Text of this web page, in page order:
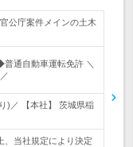
公庁案件メインの土木
通自動車運転免許 ＼
)／ 【本社】 茨城県稲
、当社規定により決定